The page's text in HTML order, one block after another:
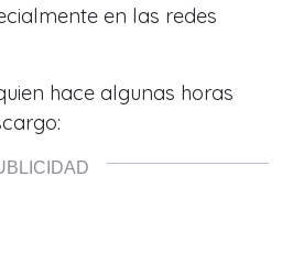
en las redes
hace algunas horas